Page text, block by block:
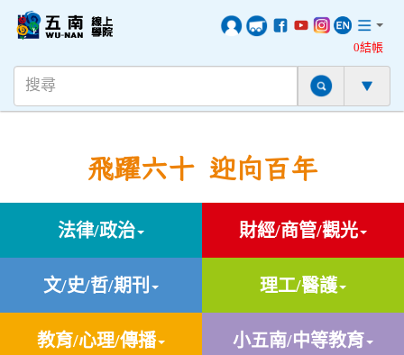
0結帳
飛躍六十 迎向百年
法律/政治 財經/商管/觀光
文/史/哲/期刊 理工/醫護
教育/心理/傳播 小五南/中等教育